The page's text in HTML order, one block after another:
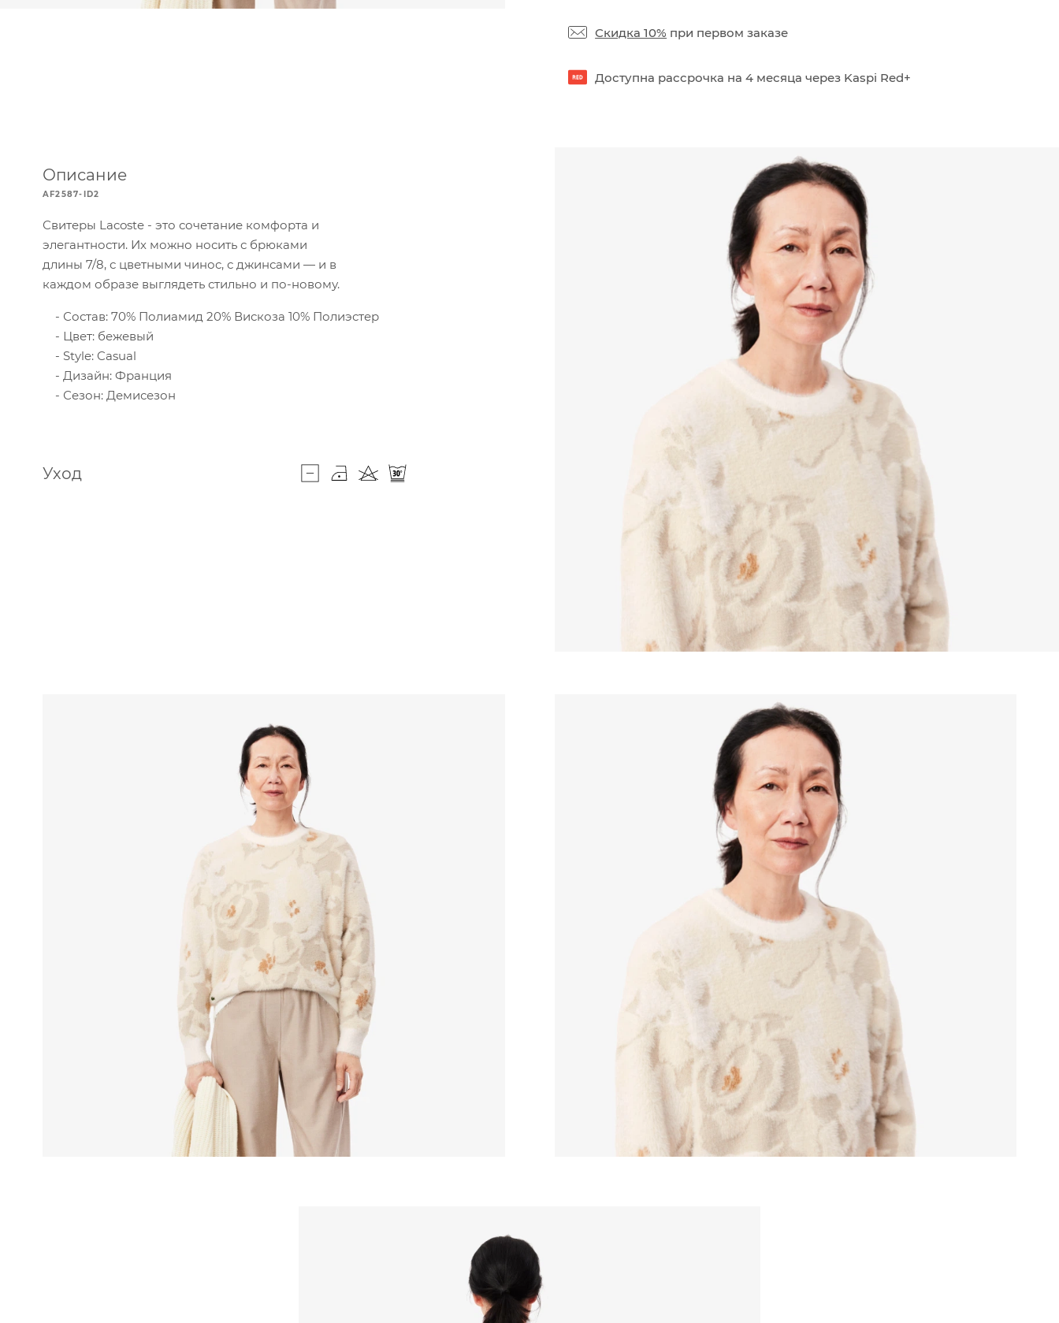
Скидка 10% при первом заказе
Доступна рассрочка на 4 месяца через Kaspi Red+
Описание
AF2587-ID2
Свитеры Lacoste - это сочетание комфорта и
элегантности. Их можно носить с брюками
длины 7/8, с цветными чинос, с джинсами — и в
каждом образе выглядеть стильно и по-новому.
Состав: 70% Полиамид 20% Вискоза 10% Полиэстер
Цвет: бежевый
Style: Casual
Дизайн: Франция
Сезон: Демисезон
Уход